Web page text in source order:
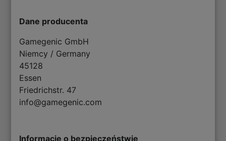
Dane producenta
Gamegenic GmbH
Niemcy / Germany
45128
Essen
Friedrichstr. 47
info@gamegenic.com
Informacje o bezpieczeństwie